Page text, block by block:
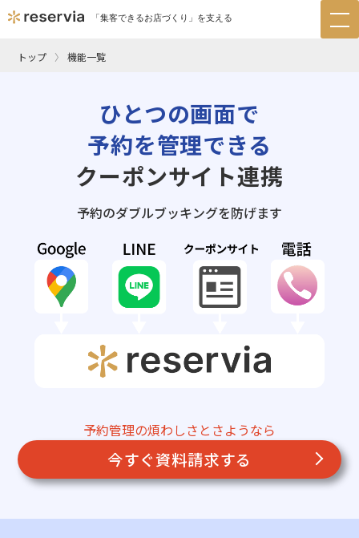
「集客できるお店づくり」を支える
トップ 機能一覧
ひとつの画面で
予約を管理できる
クーポンサイト連携
予約のダブルブッキングを防げます
予約管理の煩わしさとさようなら
今すぐ資料請求する